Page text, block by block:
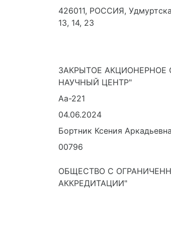
426011, РОССИЯ,
13, 14, 23
ЗАКРЫТОЕ
НАУЧНЫЙ ЦЕНТР"
Аа-221
04.06.2024
Бортник Ксения
00796
ОБЩЕСТВО С
АККРЕДИТАЦИИ"